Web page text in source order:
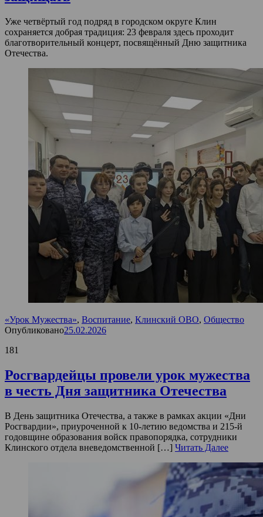
Уже четвёртый год подряд в городском округе Клин
сохраняется добрая традиция: 23 февраля здесь проходит
благотворительный концерт, посвящённый Дню защитника
Отечества.
«Урок Мужества», Воспитание, Клинский ОВО, Общество
Опубликовано25.02.2026
181
Росгвардейцы провели урок мужества
в честь Дня защитника Отечества
В День защитника Отечества, а также в рамках акции «Дни
Росгвардии», приуроченной к 10-летию ведомства и 215-й
годовщине образования войск правопорядка, сотрудники
Клинского отдела вневедомственной […] Читать Далее